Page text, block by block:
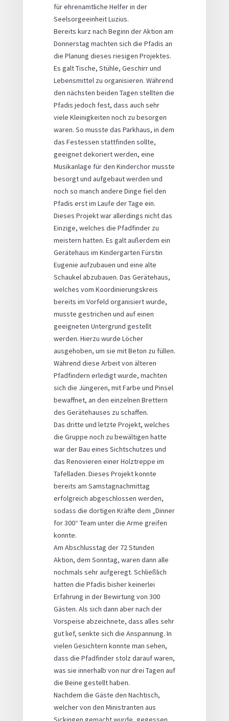
für ehrenamtliche Helfer in der
Seelsorgeeinheit Luzius.
Bereits kurz nach Beginn der Aktion am
Donnerstag machten sich die Pfadis an
die Planung dieses riesigen Projektes.
Es galt Tische, Stühle, Geschirr und
Lebensmittel zu organisieren. Während
den nächsten beiden Tagen stellten die
Pfadis jedoch fest, dass auch sehr
viele Kleinigkeiten noch zu besorgen
waren. So musste das Parkhaus, in dem
das Festessen stattfinden sollte,
geeignet dekoriert werden, eine
Musikanlage für den Kinderchor musste
besorgt und aufgebaut werden und
noch so manch andere Dinge fiel den
Pfadis erst im Laufe der Tage ein.
Dieses Projekt war allerdings nicht das
Einzige, welches die Pfadfinder zu
meistern hatten. Es galt außerdem ein
Gerätehaus im Kindergarten Fürstin
Eugenie aufzubauen und eine alte
Schaukel abzubauen. Das Gerätehaus,
welches vom Koordinierungskreis
bereits im Vorfeld organisiert wurde,
musste gestrichen und auf einen
geeigneten Untergrund gestellt
werden. Hierzu wurde Löcher
ausgehoben, um sie mit Beton zu füllen.
Während diese Arbeit von älteren
Pfadfindern erledigt wurde, machten
sich die Jüngeren, mit Farbe und Pinsel
bewaffnet, an den einzelnen Brettern
des Gerätehauses zu schaffen.
Das dritte und letzte Projekt, welches
die Gruppe noch zu bewältigen hatte
war der Bau eines Sichtschutzes und
das Renovieren einer Holztreppe im
Tafelladen. Dieses Projekt konnte
bereits am Samstagnachmittag
erfolgreich abgeschlossen werden,
sodass die dortigen Kräfte dem „Dinner
for 300“ Team unter die Arme greifen
konnte.
Am Abschlusstag der 72 Stunden
Aktion, dem Sonntag, waren dann alle
nochmals sehr aufgeregt. Schließlich
hatten die Pfadis bisher keinerlei
Erfahrung in der Bewirtung von 300
Gästen. Als sich dann aber nach der
Vorspeise abzeichnete, dass alles sehr
gut lief, senkte sich die Anspannung. In
vielen Gesichtern konnte man sehen,
dass die Pfadfinder stolz darauf waren,
was sie innerhalb von nur drei Tagen auf
die Beine gestellt haben.
Nachdem die Gäste den Nachtisch,
welcher von den Ministranten aus